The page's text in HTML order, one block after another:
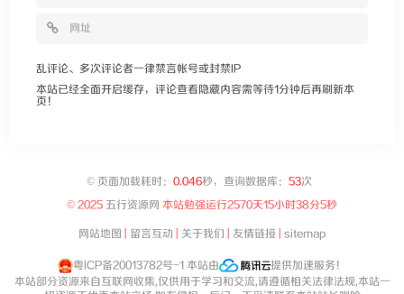
乱评论、多次评论者一律禁言帐号或封禁IP
本站已经全面开启缓存，评论查看隐藏内容需等待1分钟后再刷新本
页！
© 页面加载耗时： 0.046秒，查询数据库： 53次
© 2025 五行资源网 本站勉强运行2570天15小时38分6秒
网站地图 留言互动 关于我们 友情链接| sitemap
粤ICP备20013782号-1 本站由
提供加速服务！
本站部分资源来自互联网收集,仅供用于学习和交流,请遵循相关法律法规,本站一